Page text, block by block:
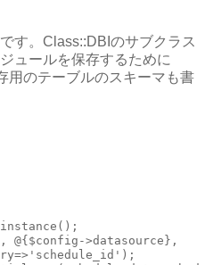
す。Class::DBIのサブクラス
ュールを保存するために
用のテーブルのスキーマも書
@{$config->datasource},